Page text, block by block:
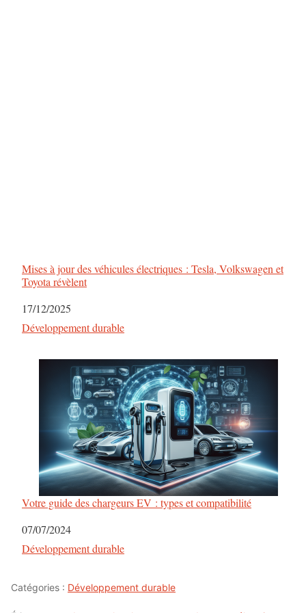
Mises à jour des véhicules électriques : Tesla, Volkswagen et
Toyota révèlent
Date
17/12/2025
Par rapport à
Développement durable
Votre guide des chargeurs EV : types et compatibilité
Date
07/07/2024
Par rapport à
Développement durable
Catégories : Développement durable